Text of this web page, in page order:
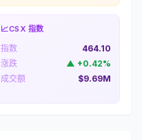
📈CSX 指数
指数
464.10
涨跌
▲ +0.42%
成交额
$9.69M